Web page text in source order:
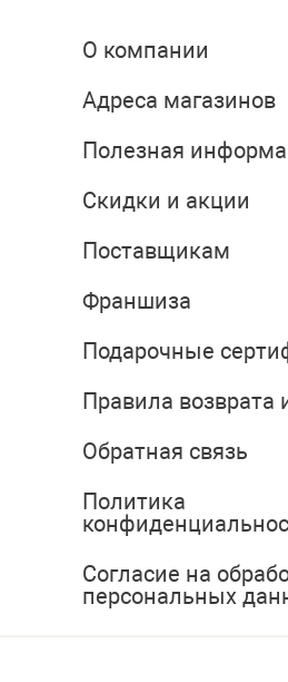
О компании
Адреса магазинов
Полезная
Скидки и акции
Поставщикам
Франшиза
Подарочные
Правила возврата
Обратная связь
Политика
Согласие на
персональных